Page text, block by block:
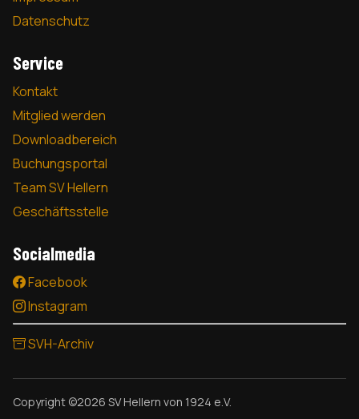
Datenschutz
Service
Kontakt
Mitglied werden
Downloadbereich
Buchungsportal
Team SV Hellern
Geschäftsstelle
Socialmedia
Facebook
Instagram
SVH-Archiv
Copyright ©2026 SV Hellern von 1924 e.V.